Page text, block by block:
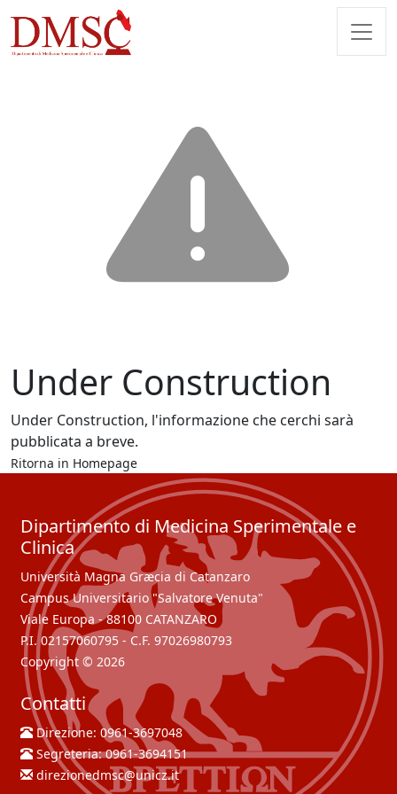
Under Construction
Under Construction, l'informazione che cerchi sarà
pubblicata a breve.
Ritorna in Homepage
Dipartimento di Medicina Sperimentale e
Clinica
Università Magna Græcia di Catanzaro
Campus Universitario "Salvatore Venuta"
Viale Europa - 88100 CATANZARO
P.I. 02157060795 - C.F. 97026980793
Copyright © 2026
Contatti
Direzione:0961-3697048
Segreteria:0961-3694151
direzionedmsc@unicz.it